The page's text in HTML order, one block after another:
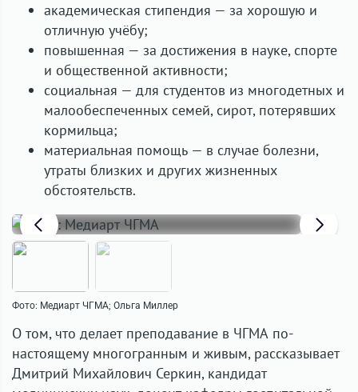
академическая стипендия — за хорошую и
отличную учёбу;
повышенная — за достижения в науке, спорте
и общественной активности;
социальная — для студентов из многодетных и
малообеспеченных семей, сирот, потерявших
кормильца;
материальная помощь — в случае болезни,
утраты близких и других жизненных
обстоятельств.
Фото: Медиарт ЧГМА; Ольга Миллер
О том, что делает преподавание в ЧГМА по-
настоящему многогранным и живым, рассказывает
Дмитрий Михайлович Серкин, кандидат